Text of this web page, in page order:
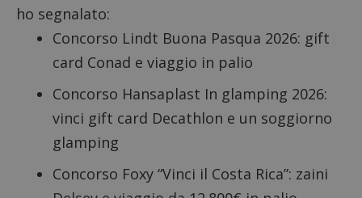
ho segnalato:
Concorso Lindt Buona Pasqua 2026: gift
card Conad e viaggio in palio
Concorso Hansaplast In glamping 2026:
vinci gift card Decathlon e un soggiorno
glamping
Concorso Foxy “Vinci il Costa Rica”: zaini